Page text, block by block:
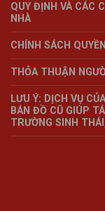
QUY ĐỊNH VÀ CÁC
NHÀ
CHÍNH SÁCH
THỎA THUẬN
LƯU Ý: DỊCH VỤ
BÁN ĐỒ CŨ GIÚP
TRƯỜNG SINH